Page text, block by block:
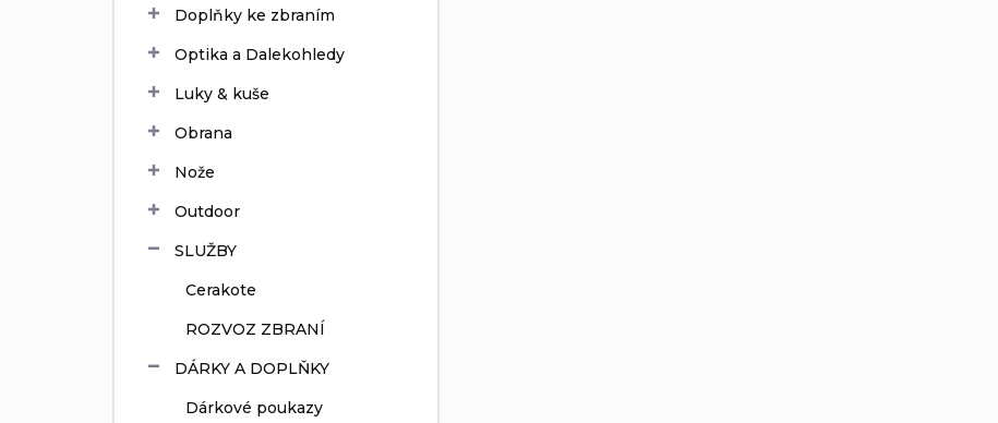
Doplňky ke zbraním
Optika a Dalekohledy
Luky & kuše
Obrana
Nože
Outdoor
SLUŽBY
Cerakote
ROZVOZ ZBRANÍ
DÁRKY A DOPLŇKY
Dárkové poukazy